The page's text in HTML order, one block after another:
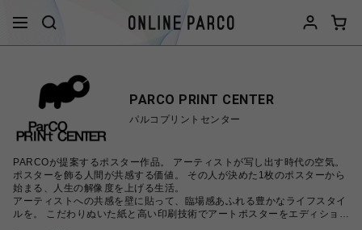
PARCO PRINT CENTER
パルコプリントセンター
PARCOが提案するポスター作品。 アーティストが写し出す時代の空気。
ポスターを飾る人間が共感する価値。 その人が決めた1枚のポスターから
始まる、人生の解像度を上げる生活。
アーティストへの共感を壁に貼って、臨場感あふれる豊かなライフスタイ
ルを。 こだわりぬいた紙と高い印刷技術でアートポスターをエディション